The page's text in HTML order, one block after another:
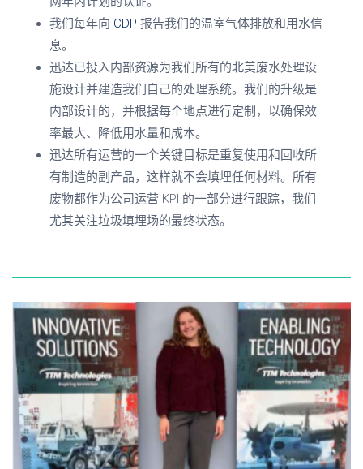
我们每年向 CDP 报告我们的温室气体排放和用水信
息。
迅达已投入内部资源为我们所有的北美废水处理设
施设计并建造我们自己的处理系统。我们的升级是
内部设计的，并根据每个地点进行定制，以确保效
率最大、降低用水量和成本。
迅达所有运营的一个关键目标是重复使用和回收所
有制造的副产品，这样就不会填埋任何材料。所有
废物都作为公司运营 KPI 的一部分进行跟踪，我们
尤其关注垃圾填埋场的最终状态。